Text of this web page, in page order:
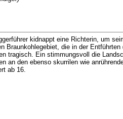
kidnappt eine Richterin, um
Braunkohlegebiet, die in der
tragisch. Ein stimmungsvoll die
an den ebenso skurrilen wie
ab 16.